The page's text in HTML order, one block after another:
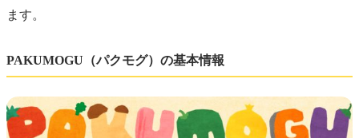
ます。
PAKUMOGU（パクモグ）の基本情報